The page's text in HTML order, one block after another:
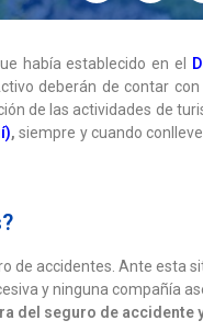
había establecido en el
deberán de contar
de las actividades de
), siempre y cuando
de accidentes. Ante esta
y ninguna compañía
del seguro de accidente